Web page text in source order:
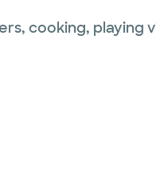
cooking, playing